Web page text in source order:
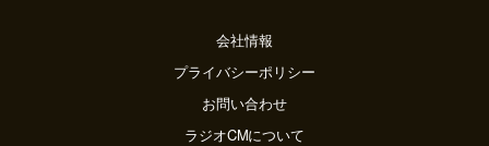
会社情報
プライバシーポリシー
お問い合わせ
ラジオCMについて